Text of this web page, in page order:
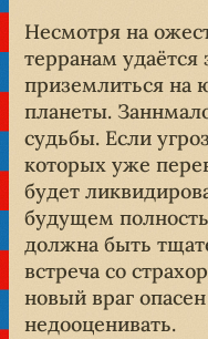
Несмотря на
терранам удаётся
приземлиться на
планеты.
судьбы. Если
которых уже
будет
будущем
должна быть
встреча со
новый враг
недооценивать.